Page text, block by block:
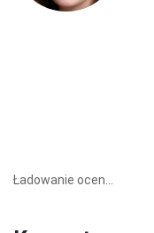
Ładowanie ocen...